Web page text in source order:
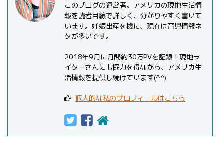
このブログの運営者。アメリカの現地生活情
報を読者目線で詳しく、分かりやすく書いて
います。妊娠出産を機に、現在は育児情報ネ
タが多いです。
2018年9月に月間約30万PVを記録！現地ラ
イターさんにも協力を得ながら、アメリカ生
活情報を提供し続けています(^^)
個人的な私のプロフィールはこちら